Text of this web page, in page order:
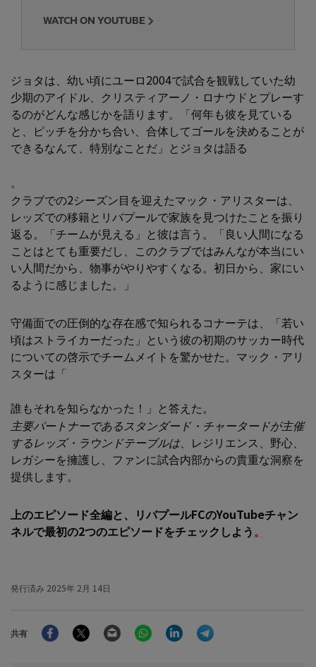
WATCH ON YOUTUBE
ジョタは、幼い頃にユーロ2004で試合を観戦していた幼
少期のアイドル、クリスティアーノ・ロナウドとプレーす
るのがどんな感じかを語ります。「何年も彼を見ている
と、ピッチを分かち合い、合体してゴールを決めることが
できるなんて、特別なことだ」とジョタは語る
。
クラブでの2シーズン目を迎えたマック・アリスターは、
レッズでの移籍とリバプールで家族を見つけたことを振り
返る。「チームが見える」と彼は言う。「良い人間になる
ことはとても重要だし、このクラブではみんなが本当にい
い人間だから、物事がやりやすくなる。初日から、家にい
るように感じました。」
守備面での圧倒的な存在感で知られるコナーテは、「若い
頃はストライカーだった」という彼の初期のサッカー時代
についての啓示でチームメイトを驚かせた。マック・アリ
スターは「
誰もそれを知らなかった！」と答えた。
主要パートナーであるスタンダード・チャータードが主催
するレッズ・ラウンドテーブルは、レジリエンス、野心、
レガシーを擁護し、ファンに試合内部からの貴重な洞察を
提供します。
上のエピソード全編と、リバプールFCのYouTubeチャン
ネルで最初の2つのエピソードをチェックしよう。
発行済み 2025年 2月 14日
共有
FacebookTwitter Email WhatsAppLinkedIn